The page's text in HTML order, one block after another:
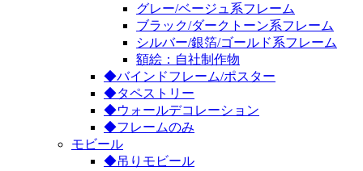
グレー/ベージュ系フレーム
ブラック/ダークトーン系フレーム
シルバー/銀箔/ゴールド系フレーム
額絵：自社制作物
◆バインドフレーム/ポスター
◆タペストリー
◆ウォールデコレーション
◆フレームのみ
モビール
◆吊りモビール